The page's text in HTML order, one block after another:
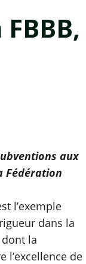
aux
Fédération
l’exemple
dans la
la
l’excellence de